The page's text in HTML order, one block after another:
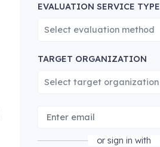
EVALUATION SERVICE TYPE
Select evaluation method
TARGET ORGANIZATION
Select target organization
or sign in with